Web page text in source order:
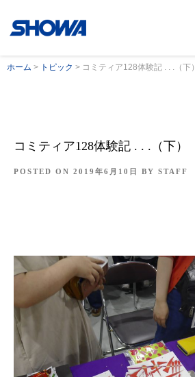
ホーム > トピック > コミティア128体験記 . . .（下）
コミティア128体験記 . . .（下）
POSTED ON 2019年6月10日 BY STAFF